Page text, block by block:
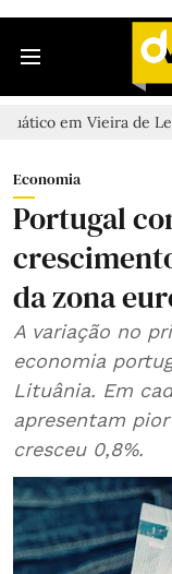
de Leiria Três
Economia
Portugal
da zona
A variação no
economia
Lituânia. Em
apresentam
cresceu 0,8%.